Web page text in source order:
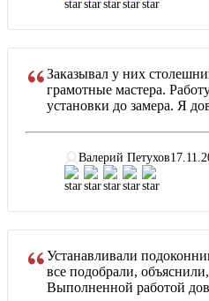
Заказывал у них
грамотные мастера.
установки до замера. Я
Валерий Петухов
Устанавливали
все подобрали,
Выполненной работой